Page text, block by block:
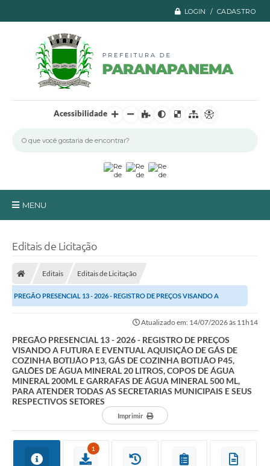
LOGIN / CADASTRO
Acessibilidade
MENU
Transparência
Fale Conosco
Leis Municipais
Legislação
Carta de Serviços
Galeria de Fotos
Editais de Licitação
Editais Editais de Licitação
PREGÃO PRESENCIAL 13 - 2026 - REGISTRO DE PREÇOS VISANDO A
FUTURA E EVENTUAL AQUISIÇÃO DE GÁS DE COZINHA...
Atualizado em: 14/07/2026 às 11h14
PREGÃO PRESENCIAL 13 - 2026 - REGISTRO DE PREÇOS
VISANDO A FUTURA E EVENTUAL AQUISIÇÃO DE GÁS DE
COZINHA BOTIJÃO P13, GÁS DE COZINHA BOTIJÃO P45,
GALÕES DE ÁGUA MINERAL 20 LITROS, COPOS DE ÁGUA
MINERAL 200ML E GARRAFAS DE ÁGUA MINERAL 500 ML,
PARA ATENDER TODAS AS SECRETARIAS MUNICIPAIS E SEUS
RESPECTIVOS SETORES
Imprimir
1